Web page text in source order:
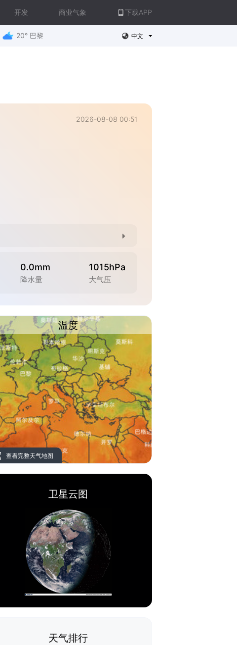
开发 商业气象 下载APP
20° 巴黎 中文
2026-08-08 00:51
0.0mm
降水量
1015hPa
大气压
温度
查看完整天气地图
卫星云图
天气排行